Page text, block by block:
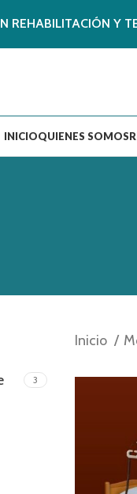
REHABILITACIÓN Y
INICIOQUIENES SOMOS
3
Inicio